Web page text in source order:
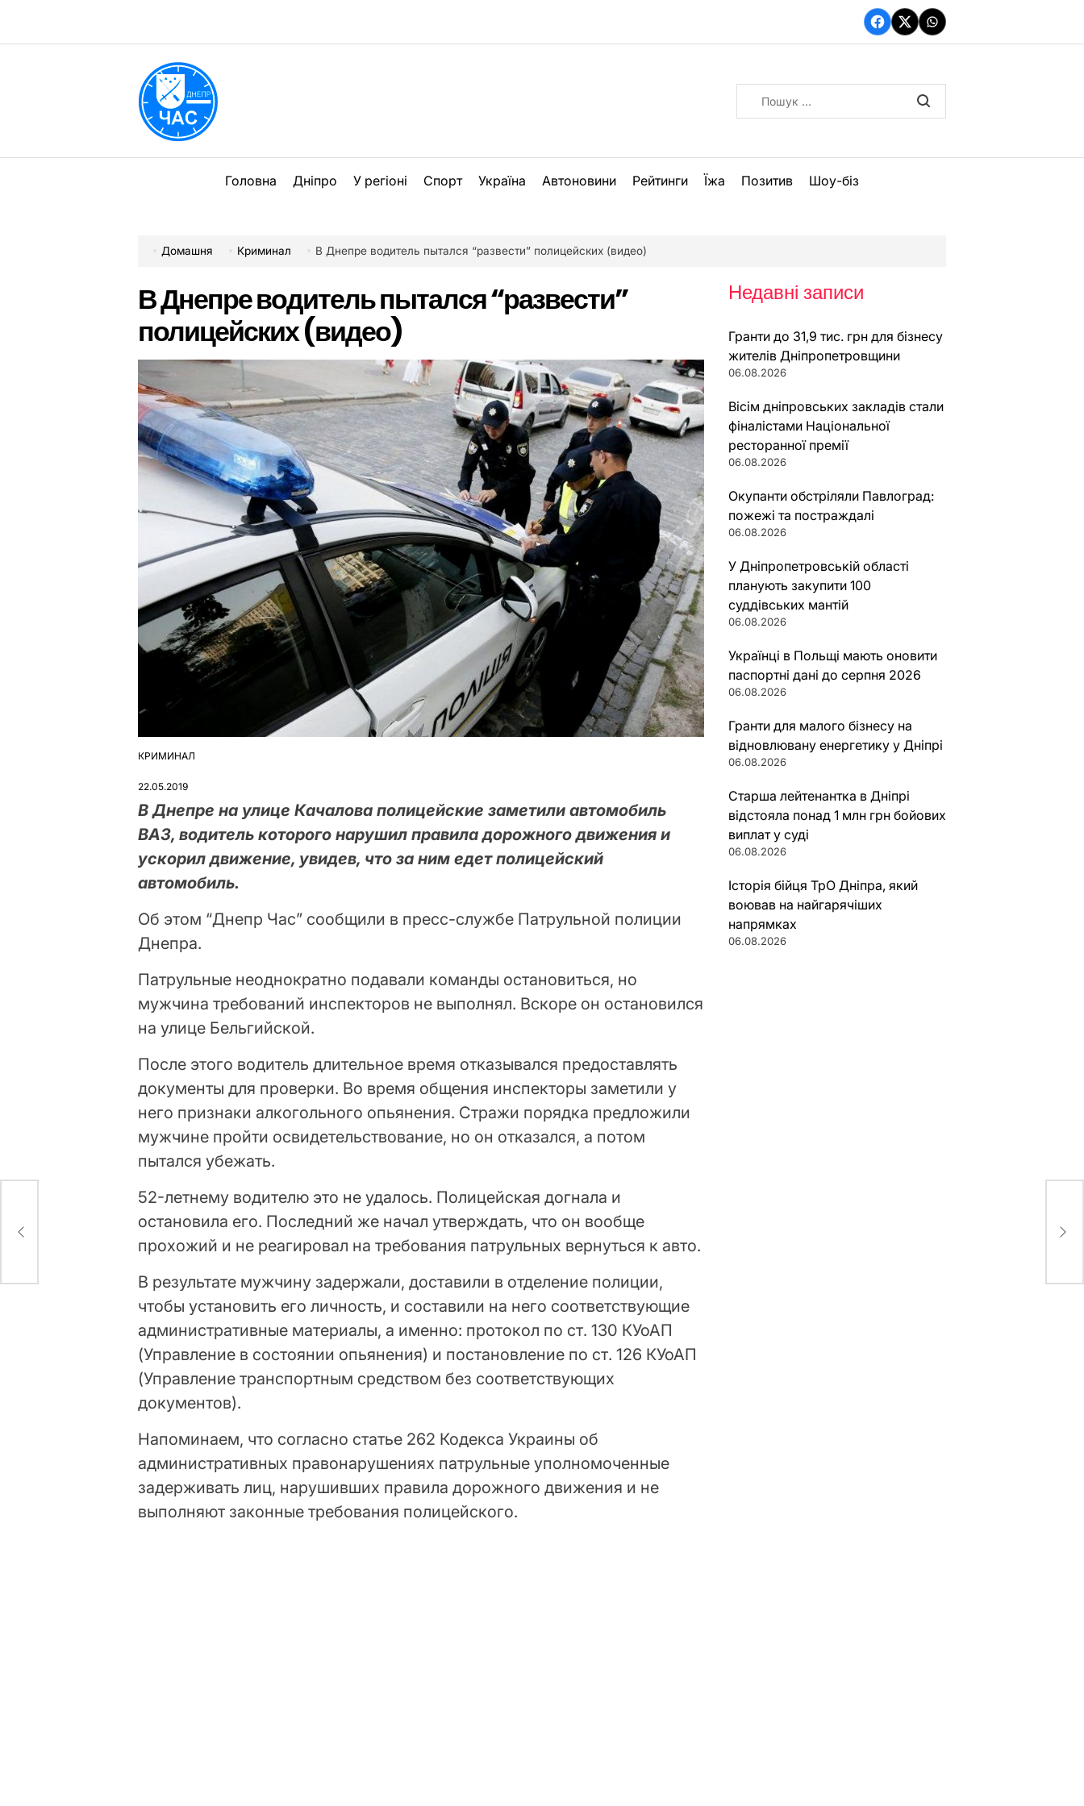
вмісту
Facebook
TwitterWhatsApp
Головна Дніпро У регіоні Спорт Україна Автоновини Рейтинги Їжа Позитив Шоу-біз
Домашня Криминал В Днепре водитель пытался “развести” полицейских (видео)
В Днепре водитель пытался “развести”
полицейских (видео)
ОПУБЛІКУВАТИ
КРИМИНАЛ
22.05.2019
В Днепре на улице Качалова полицейские заметили автомобиль
ВАЗ, водитель которого нарушил правила дорожного движения и
ускорил движение, увидев, что за ним едет полицейский
автомобиль.
Об этом “Днепр Час” сообщили в пресс-службе Патрульной полиции
Днепра.
Патрульные неоднократно подавали команды остановиться, но
мужчина требований инспекторов не выполнял. Вскоре он остановился
на улице Бельгийской.
После этого водитель длительное время отказывался предоставлять
документы для проверки. Во время общения инспекторы заметили у
него признаки алкогольного опьянения. Стражи порядка предложили
мужчине пройти освидетельствование, но он отказался, а потом
пытался убежать.
52-летнему водителю это не удалось. Полицейская догнала и
остановила его. Последний же начал утверждать, что он вообще
прохожий и не реагировал на требования патрульных вернуться к авто.
В результате мужчину задержали, доставили в отделение полиции,
чтобы установить его личность, и составили на него соответствующие
административные материалы, а именно: протокол по ст. 130 КУоАП
(Управление в состоянии опьянения) и постановление по ст. 126 КУоАП
(Управление транспортным средством без соответствующих
документов).
Напоминаем, что согласно статье 262 Кодекса Украины об
административных правонарушениях патрульные уполномоченные
задерживать лиц, нарушивших правила дорожного движения и не
выполняют законные требования полицейского.
Недавні записи
Гранти до 31,9 тис. грн для бізнесу
жителів Дніпропетровщини
06.08.2026
Вісім дніпровських закладів стали
фіналістами Національної
ресторанної премії
06.08.2026
Окупанти обстріляли Павлоград:
пожежі та постраждалі
06.08.2026
У Дніпропетровській області
планують закупити 100
суддівських мантій
06.08.2026
Українці в Польщі мають оновити
паспортні дані до серпня 2026
06.08.2026
Гранти для малого бізнесу на
відновлювану енергетику у Дніпрі
06.08.2026
Старша лейтенантка в Дніпрі
відстояла понад 1 млн грн бойових
виплат у суді
06.08.2026
Історія бійця ТрО Дніпра, який
воював на найгарячіших
напрямках
06.08.2026